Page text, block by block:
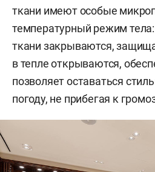
ткани имеют особые
температурный режим
ткани закрываются,
в тепле открываются,
позволяет оставаться
погоду, не прибегая к